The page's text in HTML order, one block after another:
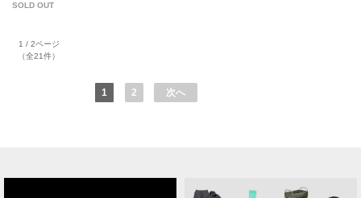
SOLD OUT
1 / 2ページ
（全21件）
1 2 次へ